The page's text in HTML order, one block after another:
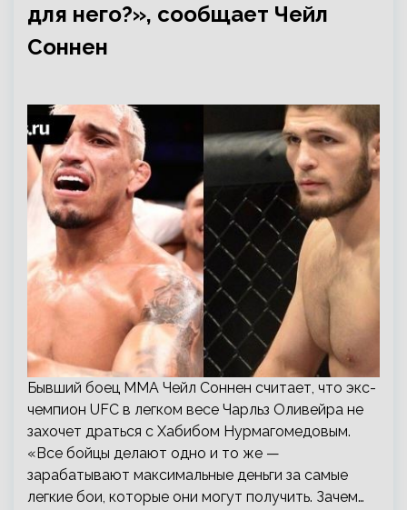
для него?», сообщает Чейл
Соннен
Бывший боец MMA Чейл Соннен считает, что экс-
чемпион UFC в легком весе Чарльз Оливейра не
захочет драться с Хабибом Нурмагомедовым.
«Все бойцы делают одно и то же —
зарабатывают максимальные деньги за самые
легкие бои, которые они могут получить. Зачем…